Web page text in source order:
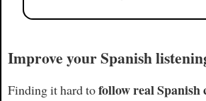
Improve your Spanish
Finding it hard tofollow real Spanish